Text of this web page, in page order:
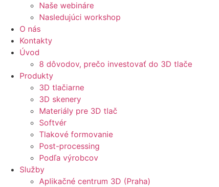
Naše webináre
Nasledujúci workshop
O nás
Kontakty
Úvod
8 dôvodov, prečo investovať do 3D tlače
Produkty
3D tlačiarne
3D skenery
Materiály pre 3D tlač
Softvér
Tlakové formovanie
Post-processing
Podľa výrobcov
Služby
Aplikačné centrum 3D (Praha)